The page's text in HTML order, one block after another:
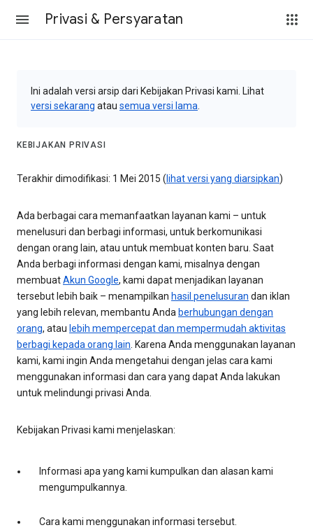
Privasi & Persyaratan
Ini adalah versi arsip dari Kebijakan Privasi kami. Lihat
versi sekarang atau semua versi lama
KEBIJAKAN PRIVASI
Terakhir dimodifikasi: 1 Mei 2015 ( lihat versi yang diarsipkan)
Ada berbagai cara memanfaatkan layanan kami – untuk
menelusuri dan berbagi informasi, untuk berkomunikasi
dengan orang lain, atau untuk membuat konten baru. Saat
Anda berbagi informasi dengan kami, misalnya dengan
membuatAkun Google, kami dapat menjadikan layanan
tersebut lebih baik – menampilkan hasil penelusuran dan iklan
yang lebih relevan, membantu Anda berhubungan dengan
orang, atau lebih mempercepat dan mempermudah aktivitas
berbagi kepada orang lain. Karena Anda menggunakan layanan
kami, kami ingin Anda mengetahui dengan jelas cara kami
menggunakan informasi dan cara yang dapat Anda lakukan
untuk melindungi privasi Anda.
Kebijakan Privasi kami menjelaskan:
Informasi apa yang kami kumpulkan dan alasan kami
mengumpulkannya.
Cara kami menggunakan informasi tersebut.